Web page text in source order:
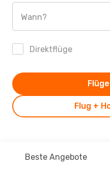
Wann?
Direktflüge
Flug +
Beste Angebote